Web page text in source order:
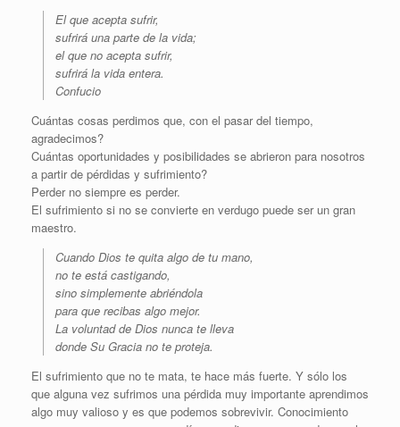
El que acepta sufrir,
sufrirá una parte de la vida;
el que no acepta sufrir,
sufrirá la vida entera.
Confucio
Cuántas cosas perdimos que, con el pasar del tiempo,
agradecimos?
Cuántas oportunidades y posibilidades se abrieron para nosotros
a partir de pérdidas y sufrimiento?
Perder no siempre es perder.
El sufrimiento si no se convierte en verdugo puede ser un gran
maestro.
Cuando Dios te quita algo de tu mano,
no te está castigando,
sino simplemente abriéndola
para que recibas algo mejor.
La voluntad de Dios nunca te lleva
donde Su Gracia no te proteja.
El sufrimiento que no te mata, te hace más fuerte. Y sólo los
que alguna vez sufrimos una pérdida muy importante aprendimos
algo muy valioso y es que podemos sobrevivir. Conocimiento